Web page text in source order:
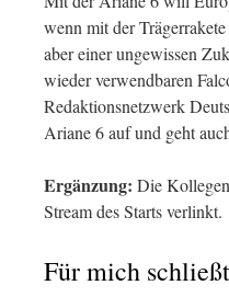
wenn mit der
aber einer ungewissen
wieder verwendbaren
Redaktionsnetzwerk
Ariane 6 auf und geht
Ergänzung: Die
Stream des Starts verlinkt.
Für mich